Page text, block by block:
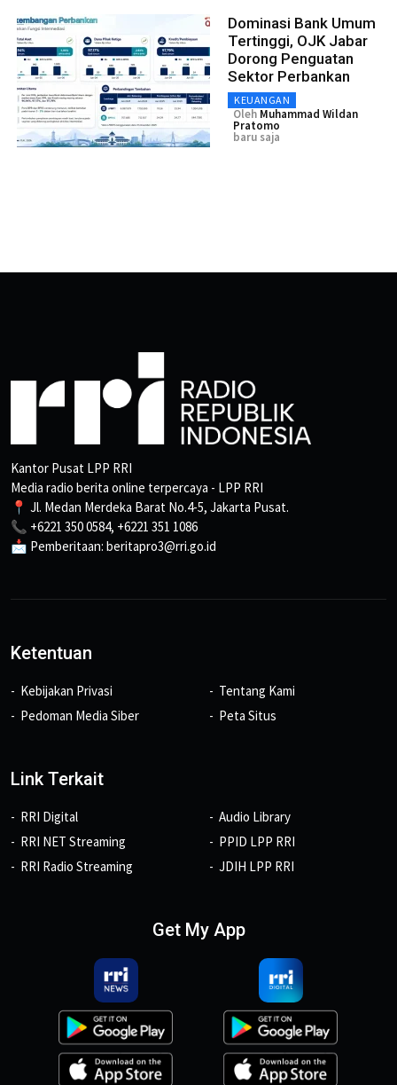
Dominasi Bank Umum
Tertinggi, OJK Jabar
Dorong Penguatan
Sektor Perbankan
KEUANGAN
Oleh Muhammad Wildan
Pratomo
baru saja
Kantor Pusat LPP RRI
Media radio berita online terpercaya - LPP RRI
📍 Jl. Medan Merdeka Barat No.4-5, Jakarta Pusat.
📞 +6221 350 0584, +6221 351 1086
📩 Pemberitaan: beritapro3@rri.go.id
Ketentuan
Kebijakan Privasi
Pedoman Media Siber
Tentang Kami
Peta Situs
Link Terkait
RRI Digital
RRI NET Streaming
RRI Radio Streaming
Audio Library
PPID LPP RRI
JDIH LPP RRI
Get My App